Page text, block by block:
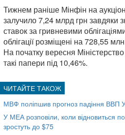
Тижнем раніше Мінфін на
залучило 7,24 млрд грн завдяки
ставок за гривневими
облігації розміщені на 728,55
На початку вересня
такі папери під 10,46%.
МВФ поліпшив прогноз падіння ВВП
У МЕА розповіли, коли відновиться
зростуть до $75